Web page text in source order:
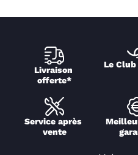
Livraison
offerte*
Le
Service après
vente